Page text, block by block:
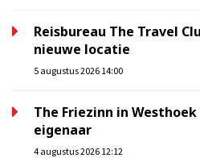
Reisbureau The Travel
nieuwe locatie
5 augustus 2026 14:00
The Friezinn in
eigenaar
4 augustus 2026 12:12